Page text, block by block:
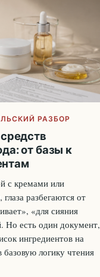
РАЗБОР
от базы к
с кремами или
разбегаются от
«для сияния
Но есть один документ,
ингредиентов на
логику чтения